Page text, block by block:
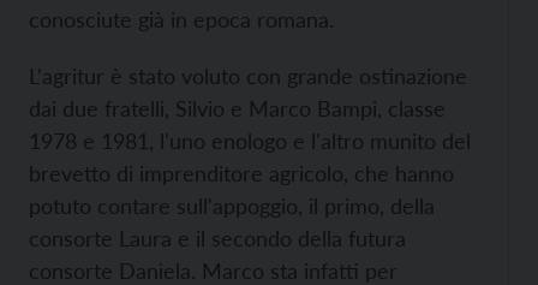
conosciute già in epoca romana.
L'agritur è stato voluto con grande ostinazione
dai due fratelli, Silvio e Marco Bampi, classe
1978 e 1981, l'uno enologo e l'altro munito del
brevetto di imprenditore agricolo, che hanno
potuto contare sull'appoggio, il primo, della
consorte Laura e il secondo della futura
consorte Daniela. Marco sta infatti per